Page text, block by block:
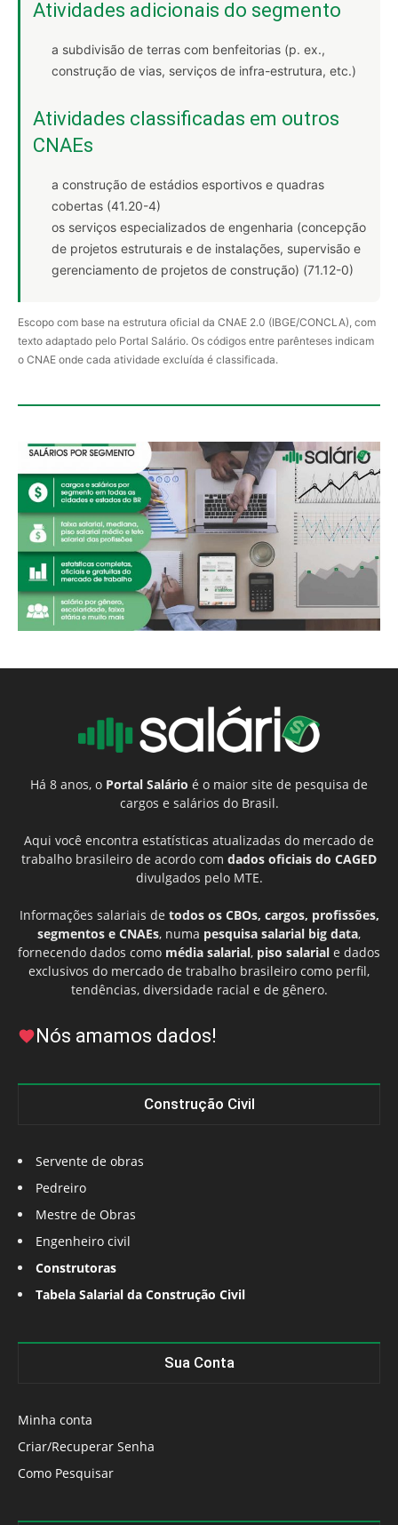
Atividades adicionais do segmento
a subdivisão de terras com benfeitorias (p. ex.,
construção de vias, serviços de infra-estrutura, etc.)
Atividades classificadas em outros
CNAEs
a construção de estádios esportivos e quadras
cobertas (41.20-4)
os serviços especializados de engenharia (concepção
de projetos estruturais e de instalações, supervisão e
gerenciamento de projetos de construção) (71.12-0)
Escopo com base na estrutura oficial da CNAE 2.0 (IBGE/CONCLA), com
texto adaptado pelo Portal Salário. Os códigos entre parênteses indicam
o CNAE onde cada atividade excluída é classificada.
Há 8 anos, o Portal Salário é o maior site de pesquisa de
cargos e salários do Brasil.
Aqui você encontra estatísticas atualizadas do mercado de
trabalho brasileiro de acordo com dados oficiais do CAGED
divulgados pelo MTE.
Informações salariais de todos os CBOs, cargos, profissões,
segmentos e CNAEs, numa pesquisa salarial big data,
fornecendo dados como média salarial, piso salarial e dados
exclusivos do mercado de trabalho brasileiro como perfil,
tendências, diversidade racial e de gênero.
Nós amamos dados!
Construção Civil
Servente de obras
Pedreiro
Mestre de Obras
Engenheiro civil
Construtoras
Tabela Salarial da Construção Civil
Sua Conta
Minha conta
Criar/Recuperar Senha
Como Pesquisar